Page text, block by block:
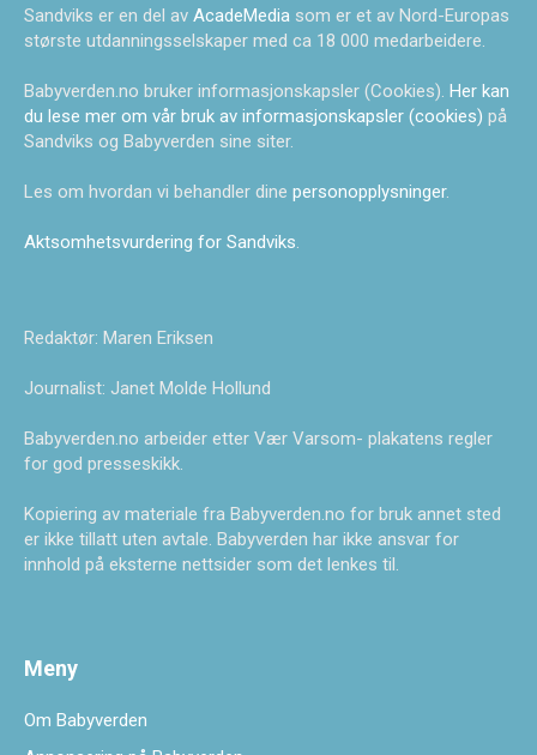
Sandviks er en del av AcadeMedia som er et av Nord-Europas
største utdanningsselskaper med ca 18 000 medarbeidere.
Babyverden.no bruker informasjonskapsler (Cookies). Her kan
du lese mer om vår bruk av informasjonskapsler (cookies) på
Sandviks og Babyverden sine siter.
Les om hvordan vi behandler dine personopplysninger.
Aktsomhetsvurdering for Sandviks
Redaktør: Maren Eriksen
Journalist: Janet Molde Hollund
Babyverden.no arbeider etter Vær Varsom- plakatens regler
for god presseskikk.
Kopiering av materiale fra Babyverden.no for bruk annet sted
er ikke tillatt uten avtale. Babyverden har ikke ansvar for
innhold på eksterne nettsider som det lenkes til.
Meny
Om Babyverden